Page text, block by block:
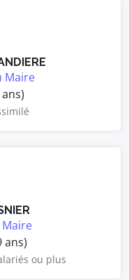
Maire
ans)
ou plus